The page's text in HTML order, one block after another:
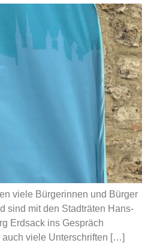
viele Bürgerinnen und Bürger
sind mit den Stadträten Hans-
Erdsack ins Gespräch
viele Unterschriften […]